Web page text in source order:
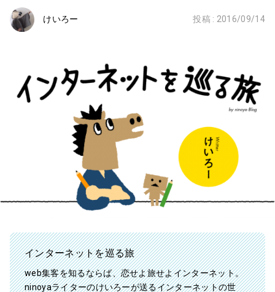
けいろー 投稿 : 2016/09/14
インターネットを巡る旅
web集客を知るならば、恋せよ旅せよインターネット。
ninoyaライターのけいろーが送るインターネットの世